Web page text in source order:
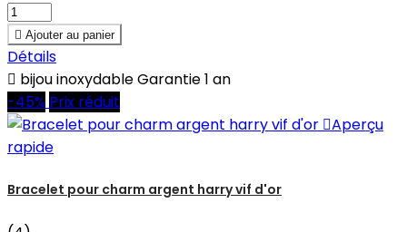
 Ajouter au panier
Détails
 bijou inoxydable Garantie 1 an
-45% Prix réduit
Aperçu
rapide
Bracelet pour charm argent harry vif d'or